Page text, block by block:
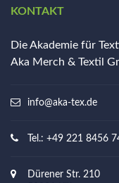
KONTAKT
Die Akademie für
Aka Merch & Textil
info@aka-tex.de
Tel.: +49 221 8456
Dürener Str. 210